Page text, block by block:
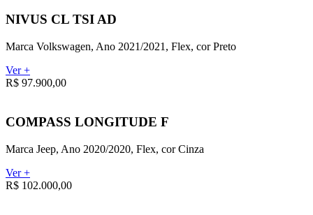
NIVUS CL TSI AD
Marca Volkswagen, Ano 2021/2021, Flex, cor Preto
Ver +
R$ 97.900,00
COMPASS LONGITUDE F
Marca Jeep, Ano 2020/2020, Flex, cor Cinza
Ver +
R$ 102.000,00